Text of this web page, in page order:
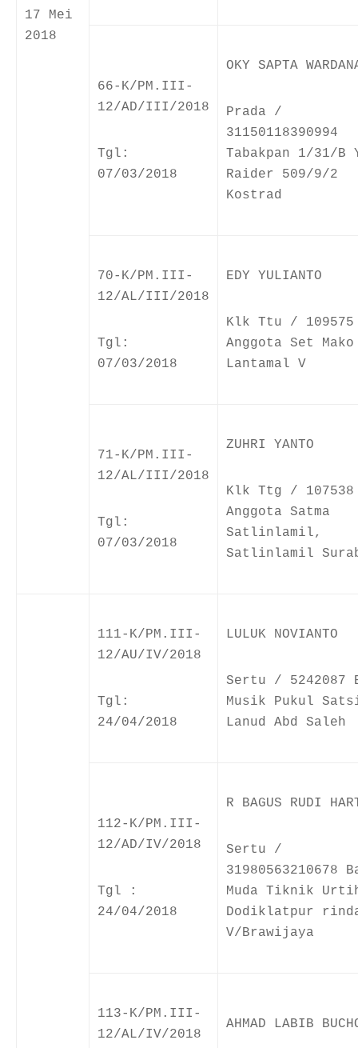
17 Mei
2018
66-K/PM.III-
12/AD/III/2018
Tgl:
07/03/2018
OKY SAPTA
Prada /
31150118390994
Tabakpan 1/31/B
Raider 509/9/2
Kostrad
70-K/PM.III-
12/AL/III/2018
Tgl:
07/03/2018
EDY YULIANTO
Klk Ttu / 109575
Anggota Set Mako
Lantamal V
71-K/PM.III-
12/AL/III/2018
Tgl:
07/03/2018
ZUHRI YANTO
Klk Ttg / 107538
Anggota Satma
Satlinlamil,
Satlinlamil
111-K/PM.III-
12/AU/IV/2018
Tgl:
24/04/2018
LULUK NOVIANTO
Sertu / 5242087
Musik Pukul
Lanud Abd Saleh
112-K/PM.III-
12/AD/IV/2018
Tgl :
24/04/2018
R BAGUS RUDI
Sertu /
31980563210678
Muda Tiknik
Dodiklatpur
V/Brawijaya
113-K/PM.III-
12/AL/IV/2018
AHMAD LABIB